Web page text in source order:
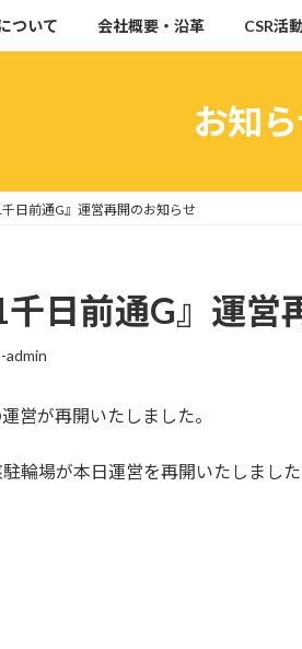
ついて 会社概要・沿革 CSR活
お知
千日前通G』運営再開のお知らせ
千日前通G』運営
admin
営が再開いたしました。
輪場が本日運営を再開いたしまし